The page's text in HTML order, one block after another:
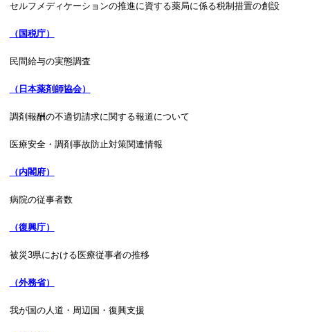
セルフメディケーションの推進に資する薬局に係る税制措置の創設
（国税庁）
民間給与の実態調査
（日本薬剤師協会）
調剤報酬の不適切請求に関する報道について
医療安全・調剤事故防止対策関連情報
（内閣府）
病院の従事者数
（復興庁）
被災3県における医療従事者の推移
（外務省）
我が国の人道・周辺国・復興支援